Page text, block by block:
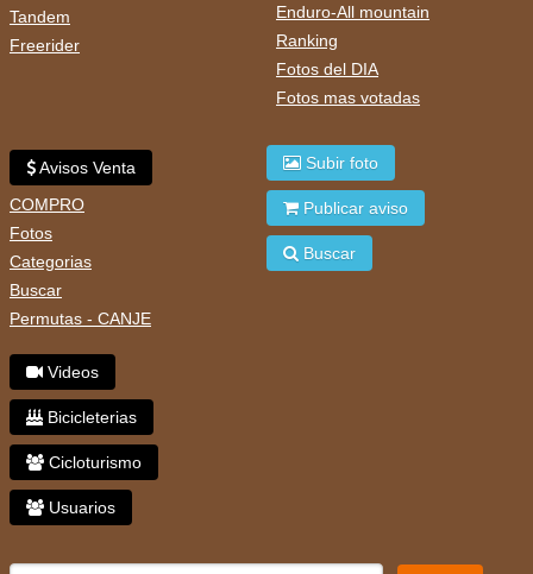
Tandem
Freerider
Enduro-All mountain
Ranking
Fotos del DIA
Fotos mas votadas
Avisos Venta
COMPRO
Fotos
Categorias
Buscar
Permutas - CANJE
Videos
Bicicleterias
Cicloturismo
Usuarios
Subir foto
Publicar aviso
Buscar